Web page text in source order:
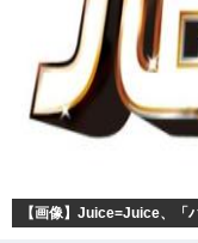
【画像】Juice=Juice、「